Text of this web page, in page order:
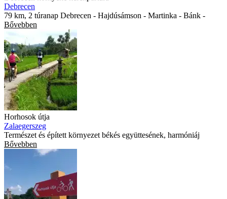
Debrecen
79 km, 2 túranap Debrecen - Hajdúsámson - Martinka - Bánk -
Bővebben
Horhosok útja
Zalaegerszeg
Természet és épített környezet békés együttesének, harmóniáj
Bővebben